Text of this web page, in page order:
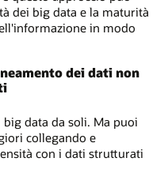
dei big data e la maturità
in modo
dei dati non
data da soli. Ma puoi
collegando e
con i dati strutturati